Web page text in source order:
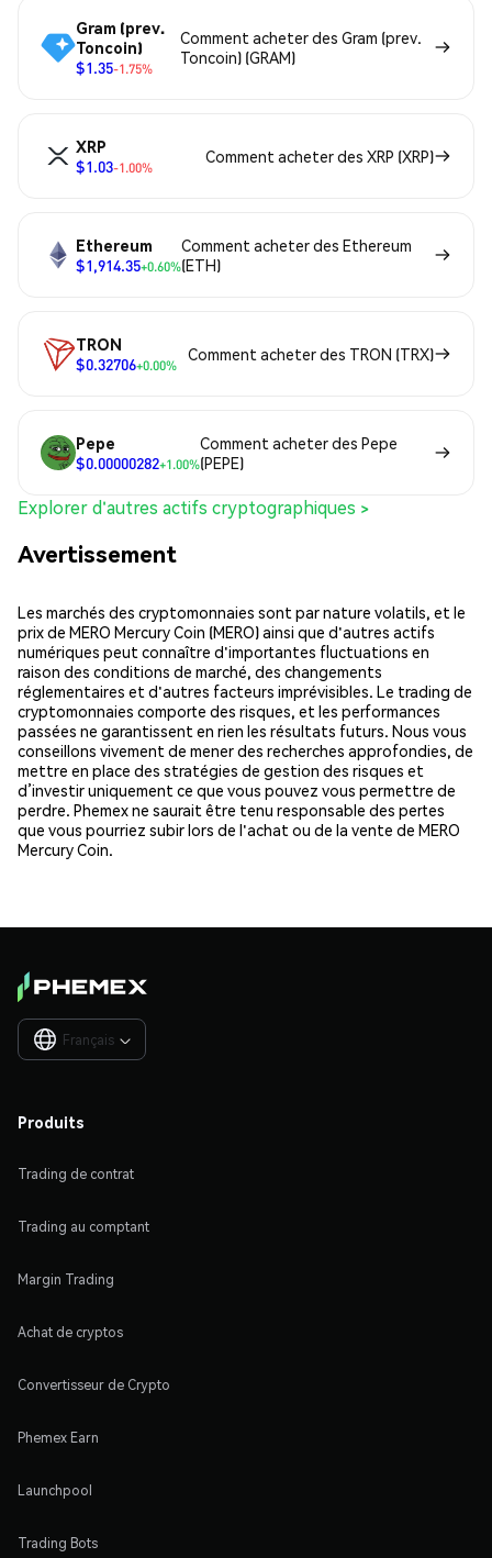
Gram (prev.
Toncoin)
$1.35-1.75%
Comment acheter des Gram (prev.
Toncoin) (GRAM)
XRP
$1.03-1.00%
Comment acheter des XRP (XRP)
Ethereum
$1,914.35+0.60%
Comment acheter des Ethereum
(ETH)
TRON
$0.32706+0.00%
Comment acheter des TRON (TRX)
Pepe
$0.00000282+1.00%
Comment acheter des Pepe
(PEPE)
Explorer d'autres actifs cryptographiques >
Avertissement
Les marchés des cryptomonnaies sont par nature volatils, et le
prix de MERO Mercury Coin (MERO) ainsi que d'autres actifs
numériques peut connaître d'importantes fluctuations en
raison des conditions de marché, des changements
réglementaires et d'autres facteurs imprévisibles. Le trading de
cryptomonnaies comporte des risques, et les performances
passées ne garantissent en rien les résultats futurs. Nous vous
conseillons vivement de mener des recherches approfondies, de
mettre en place des stratégies de gestion des risques et
d’investir uniquement ce que vous pouvez vous permettre de
perdre. Phemex ne saurait être tenu responsable des pertes
que vous pourriez subir lors de l'achat ou de la vente de MERO
Mercury Coin.
Français 
Produits
Trading de contrat
Trading au comptant
Margin Trading
Achat de cryptos
Convertisseur de Crypto
Phemex Earn
Launchpool
Trading Bots